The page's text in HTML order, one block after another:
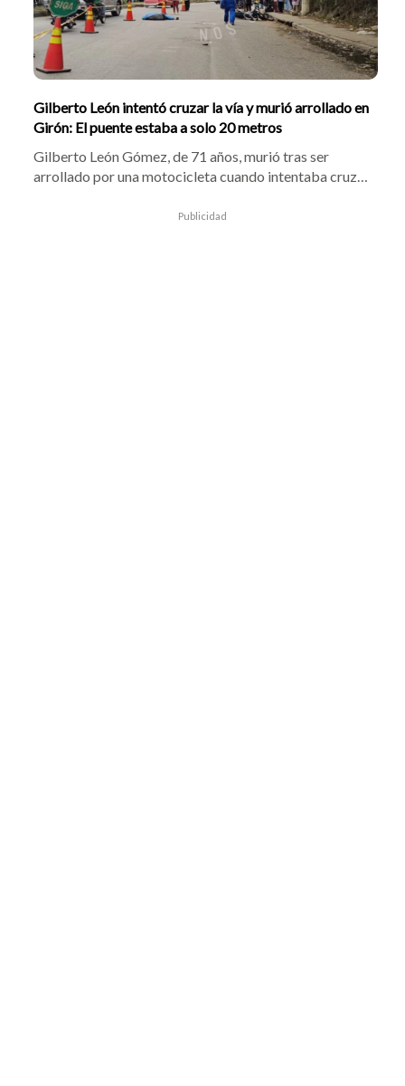
Gilberto León intentó cruzar la vía y murió arrollado en
Girón: El puente estaba a solo 20 metros
Gilberto León Gómez, de 71 años, murió tras ser
arrollado por una motocicleta cuando intentaba cruzar
Palenque. El motociclista resultó herido y las
Publicidad